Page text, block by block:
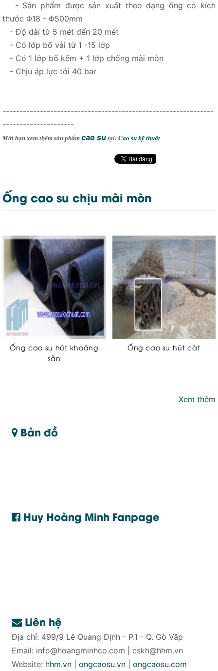
- Sản phẩm được sản xuất theo dạng ống có kích
thước Φ18 - Φ500mm
- Độ dài từ 5 mét đến 20 mét
- Có lớp bố vải từ 1 -15 lớp
- Có 1 lớp bố kẽm + 1 lớp chống mài mòn
- Chịu áp lực tới 40 bar
--------------------------------------------------------------
---------------------
Mời bạn xem thêm sản phẩm cao su tại: Cao su kỹ thuật
Ống cao su chịu mài mòn
Ống cao su hút khoáng
sản
Ống cao su hút cát
Xem thêm
Bản đồ
Huy Hoàng Minh Fanpage
Liên hệ
Địa chỉ: 499/9 Lê Quang Định - P.1 - Q. Gò Vấp
Email: info@hoangminhco.com
cskh@hhm.vn
Website: hhm.vn ongcaosu.vn ongcaosu.com